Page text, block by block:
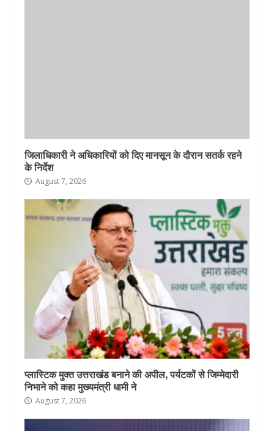
जिलाधिकारी ने अधिकारियों को दिए मानसून के दौरान सतर्क रहने
के निर्देश
August 7, 2026
प्लास्टिक मुक्त उत्तराखंड बनाने की अपील, पर्यटकों से जिम्मेदारी
निभाने को कहा मुख्यमंत्री धामी ने
August 7, 2026